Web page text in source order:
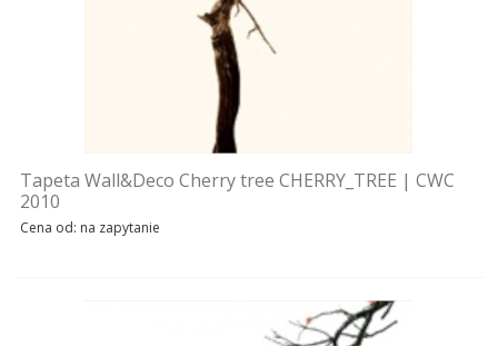
OKŁADZINY ŚCIENNE
NOWOŚCI
Tapeta Wall&Deco Cherry tree CHERRY_TREE | CWC
2010
Cena od: na zapytanie